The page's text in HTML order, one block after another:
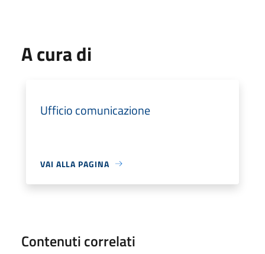
A cura di
Ufficio comunicazione
VAI ALLA PAGINA
Contenuti correlati